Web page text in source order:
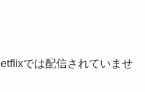
では配信されていませ